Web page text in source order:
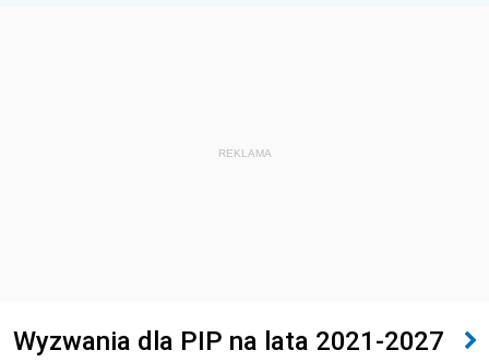
REKLAMA
Wyzwania dla PIP na lata 2021-2027